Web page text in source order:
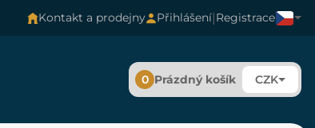
Kontakt a prodejny Přihlášení|Registrace
0 Prázdný košík CZK